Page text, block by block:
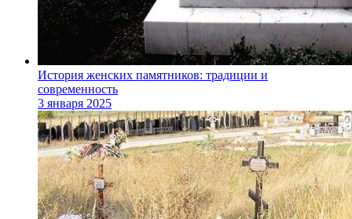
История женских памятников: традиции и
современность
3 января 2025